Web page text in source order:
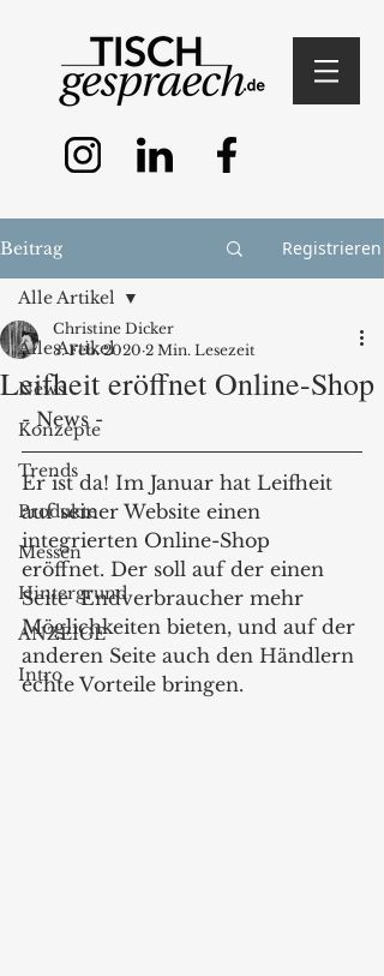
Beitrag Registrieren
Alle Artikel
News
Konzepte
Trends
Produkte
Messen
Hintergrund
ANZEIGE
Intro
Alle Artikel
Leifheit eröffnet Online-Shop
Christine Dicker
8. Feb. 2020 2 Min. Lesezeit
- News -
Er ist da! Im Januar hat Leifheit
auf seiner Website einen
integrierten Online-Shop
eröffnet. Der soll auf der einen
Seite  Endverbraucher mehr
Möglichkeiten bieten, und auf der
anderen Seite auch den Händlern
echte Vorteile bringen.